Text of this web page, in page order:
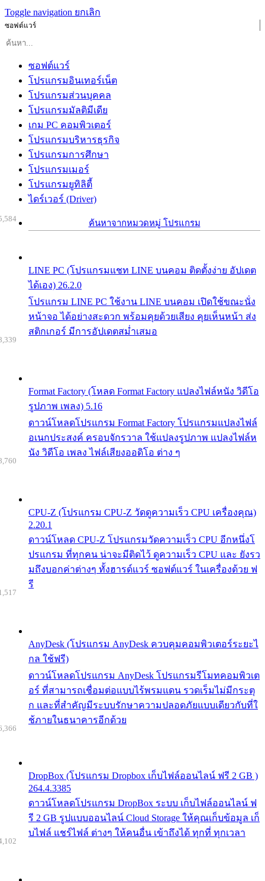
Toggle navigation ยกเลิก
ซอฟต์แวร์
ซอฟต์แวร์
โปรแกรมอินเทอร์เน็ต
โปรแกรมส่วนบุคคล
โปรแกรมมัลติมีเดีย
เกม PC คอมพิวเตอร์
โปรแกรมบริหารธุรกิจ
โปรแกรมการศึกษา
โปรแกรมเมอร์
โปรแกรมยูทิลิตี้
ไดร์เวอร์ (Driver)
ค้นหาจากหมวดหมู่ โปรแกรม
LINE PC (โปรแกรมแชท LINE บนคอม ติดตั้งง่าย อัปเดต
ได้เอง) 26.2.0
โปรแกรม LINE PC ใช้งาน LINE บนคอม เปิดใช้ขณะนั่ง
หน้าจอ ได้อย่างสะดวก พร้อมคุยด้วยเสียง คุยเห็นหน้า ส่ง
สติกเกอร์ มีการอัปเดตสม่ำเสมอ
Format Factory (โหลด Format Factory แปลงไฟล์หนัง วิดีโอ
รูปภาพ เพลง) 5.16
ดาวน์โหลดโปรแกรม Format Factory โปรแกรมแปลงไฟล์
อเนกประสงค์ ครอบจักรวาล ใช้แปลงรูปภาพ แปลงไฟล์ห
นัง วิดีโอ เพลง ไฟล์เสียงออดิโอ ต่าง ๆ
CPU-Z (โปรแกรม CPU-Z วัดดูความเร็ว CPU เครื่องคุณ)
2.20.1
ดาวน์โหลด CPU-Z โปรแกรมวัดความเร็ว CPU อีกหนึ่งโ
ปรแกรม ที่ทุกคน น่าจะมีติดไว้ ดูความเร็ว CPU และ ยังรว
มถึงบอกค่าต่างๆ ทั้งฮารด์แวร์ ซอฟต์แวร์ ในเครื่องด้วย ฟ
รี
AnyDesk (โปรแกรม AnyDesk ควบคุมคอมพิวเตอร์ระยะไ
กล ใช้ฟรี)
ดาวน์โหลดโปรแกรม AnyDesk โปรแกรมรีโมทคอมพิวเต
อร์ ที่สามารถเชื่อมต่อแบบไร้พรมแดน รวดเร็มไม่มีกระตุ
ก และที่สำคัญมีระบบรักษาความปลอดภัยแบบเดียวกับที่ใ
ช้ภายในธนาคารอีกด้วย
DropBox (โปรแกรม Dropbox เก็บไฟล์ออนไลน์ ฟรี 2 GB )
264.4.3385
ดาวน์โหลดโปรแกรม DropBox ระบบ เก็บไฟล์ออนไลน์ ฟ
รี 2 GB รูปแบบออนไลน์ Cloud Storage ให้คุณเก็บข้อมูล เก็
บไฟล์ แชร์ไฟล์ ต่างๆ ให้คนอื่น เข้าถึงได้ ทุกที่ ทุกเวลา